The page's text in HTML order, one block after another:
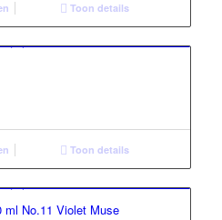
Toon details
Toon details
ml No.11 Violet Muse